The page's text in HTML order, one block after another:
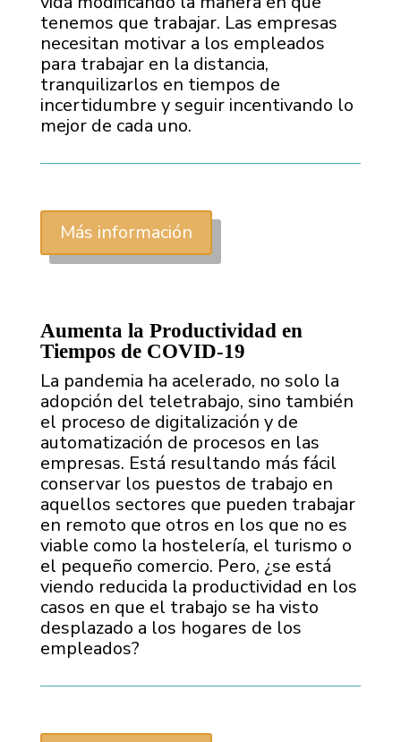
tenemos que trabajar. Las empresas
necesitan motivar a los empleados
para trabajar en la distancia,
tranquilizarlos en tiempos de
incertidumbre y seguir incentivando lo
mejor de cada uno.
Más información
Aumenta la Productividad en
Tiempos de COVID-19
La pandemia ha acelerado, no solo la
adopción del teletrabajo, sino también
el proceso de digitalización y de
automatización de procesos en las
empresas. Está resultando más fácil
conservar los puestos de trabajo en
aquellos sectores que pueden trabajar
en remoto que otros en los que no es
viable como la hostelería, el turismo o
el pequeño comercio. Pero, ¿se está
viendo reducida la productividad en los
casos en que el trabajo se ha visto
desplazado a los hogares de los
empleados?